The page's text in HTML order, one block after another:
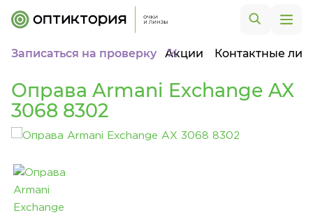
Записаться на проверку Акции Контактные
Оправа Armani Exchange AX
3068 8302